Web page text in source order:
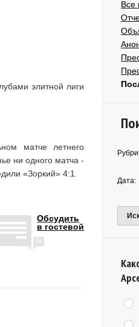
элитной лиги
матче летнего
ни одного матча -
«Зоркий» 4:1.
Обсудить
в гостевой
Все
Дата: